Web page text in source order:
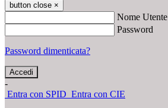
button close ×
Nome Utente
Password
Password dimenticata?
-
Entra con SPID Entra con CIE